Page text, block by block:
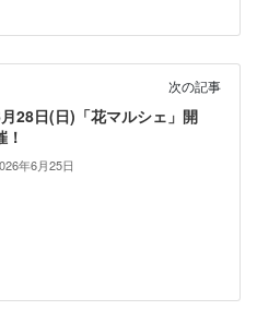
次の記事
28日(日)「花マルシェ」開
！
年6月25日